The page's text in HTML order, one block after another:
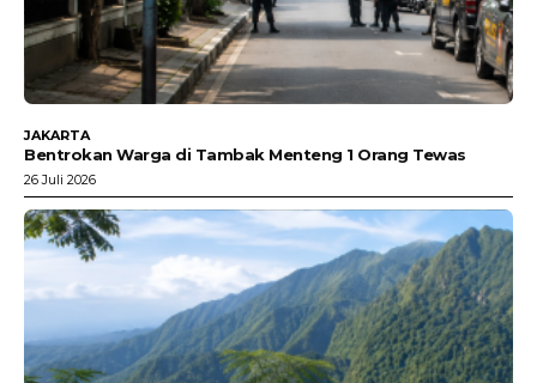
JAKARTA
Bentrokan Warga di Tambak Menteng 1 Orang Tewas
26 Juli 2026